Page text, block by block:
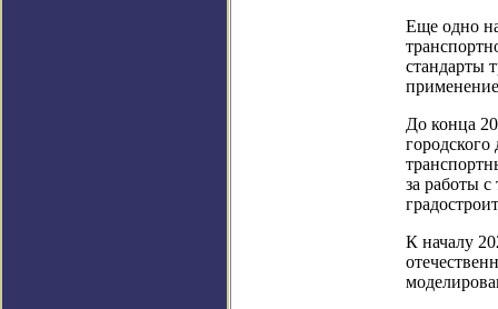
Еще одно
стандарты
До конца
за работы
К началу